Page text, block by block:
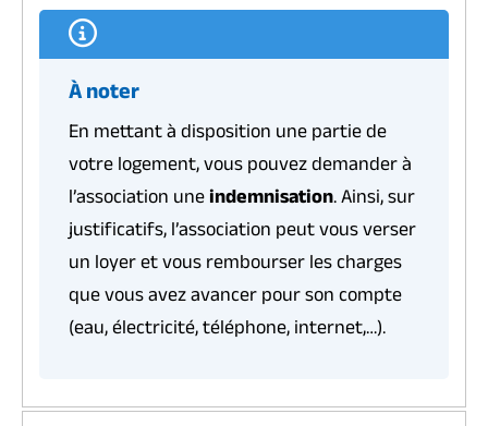
À noter
En mettant à disposition une partie de
votre logement, vous pouvez demander à
l’association uneindemnisation. Ainsi, sur
justificatifs, l’association peut vous verser
un loyer et vous rembourser les charges
que vous avez avancer pour son compte
(eau, électricité, téléphone, internet,…).